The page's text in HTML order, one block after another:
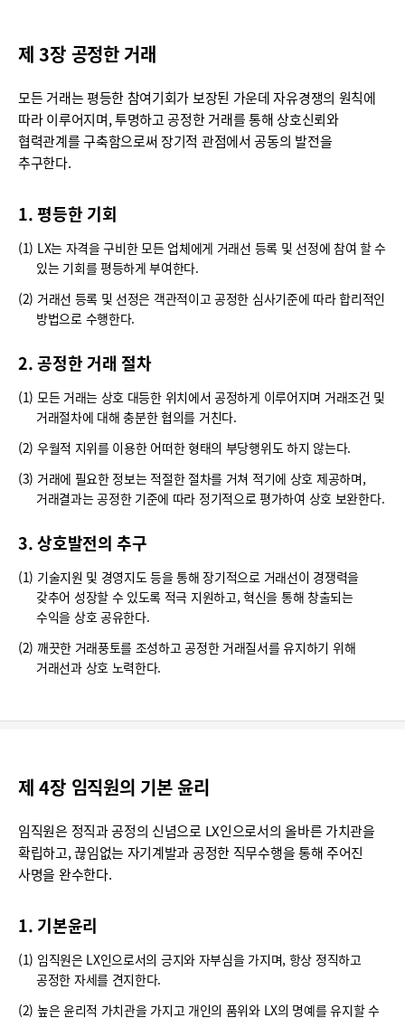
제 3장 공정한 거래
모든 거래는 평등한 참여기회가 보장된 가운데 자유경쟁의 원칙에
따라 이루어지며, 투명하고 공정한 거래를 통해 상호신뢰와
협력관계를 구축함으로써 장기적 관점에서 공동의 발전을
추구한다.
1. 평등한 기회
(1) LX는 자격을 구비한 모든 업체에게 거래선 등록 및 선정에 참여 할 수
있는 기회를 평등하게 부여한다.
(2) 거래선 등록 및 선정은 객관적이고 공정한 심사기준에 따라 합리적인
방법으로 수행한다.
2. 공정한 거래 절차
(1) 모든 거래는 상호 대등한 위치에서 공정하게 이루어지며 거래조건 및
거래절차에 대해 충분한 협의를 거친다.
(2) 우월적 지위를 이용한 어떠한 형태의 부당행위도 하지 않는다.
(3) 거래에 필요한 정보는 적절한 절차를 거쳐 적기에 상호 제공하며,
거래결과는 공정한 기준에 따라 정기적으로 평가하여 상호 보완한다.
3. 상호발전의 추구
(1) 기술지원 및 경영지도 등을 통해 장기적으로 거래선이 경쟁력을
갖추어 성장할 수 있도록 적극 지원하고, 혁신을 통해 창출되는
수익을 상호 공유한다.
(2) 깨끗한 거래풍토를 조성하고 공정한 거래질서를 유지하기 위해
거래선과 상호 노력한다.
제 4장 임직원의 기본 윤리
임직원은 정직과 공정의 신념으로 LX인으로서의 올바른 가치관을
확립하고, 끊임없는 자기계발과 공정한 직무수행을 통해 주어진
사명을 완수한다.
1. 기본윤리
(1) 임직원은 LX인으로서의 긍지와 자부심을 가지며, 항상 정직하고
공정한 자세를 견지한다.
(2) 높은 윤리적 가치관을 가지고 개인의 품위와 LX의 명예를 유지할 수